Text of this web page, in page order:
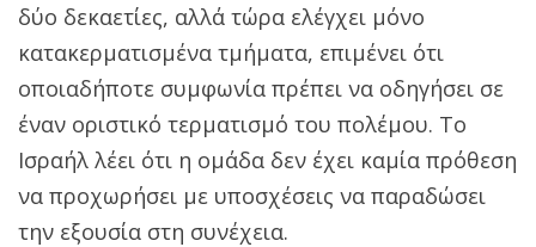
δύο δεκαετίες, αλλά τώρα ελέγχει μόνο
κατακερματισμένα τμήματα, επιμένει ότι
οποιαδήποτε συμφωνία πρέπει να οδηγήσει σε
έναν οριστικό τερματισμό του πολέμου. Το
Ισραήλ λέει ότι η ομάδα δεν έχει καμία πρόθεση
να προχωρήσει με υποσχέσεις να παραδώσει
την εξουσία στη συνέχεια.